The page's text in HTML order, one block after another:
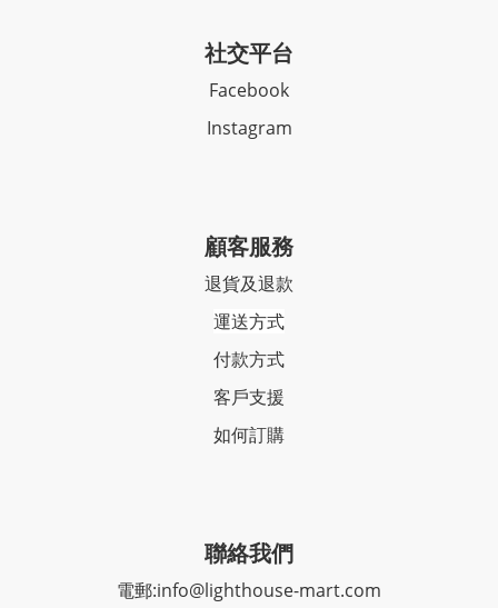
社交平台
Facebook
Instagram
顧客服務
退貨及退款
運送方式
付款方式
客戶支援
如何訂購
聯絡我們
電郵:info@lighthouse-mart.com